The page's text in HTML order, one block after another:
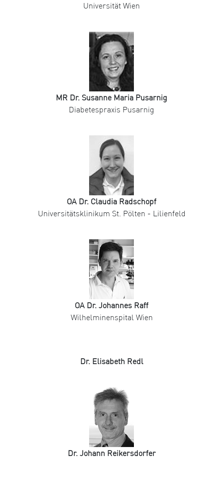
Universität Wien
MR Dr. Susanne Maria Pusarnig
Diabetespraxis Pusarnig
OA Dr. Claudia Radschopf
Universitätsklinikum St. Pölten - Lilienfeld
OA Dr. Johannes Raff
Wilhelminenspital Wien
Dr. Elisabeth Redl
Dr. Johann Reikersdorfer